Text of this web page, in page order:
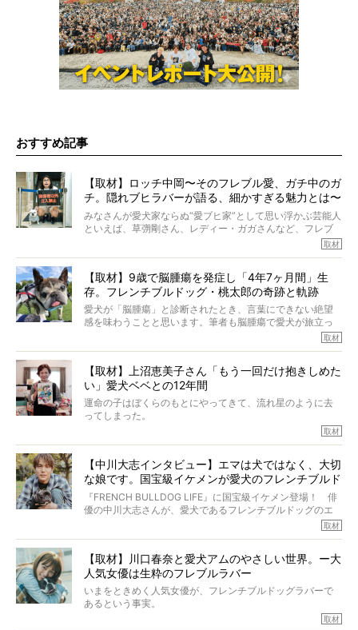
おすすめ記事
【取材】ロッチ中岡〜そのフレブル愛、ガチ中のガ
チ。隠れブヒラバーが語る、細かすぎる魅力とは〜
【前編】
みなさんが愛犬家ならぬ“愛ブヒ家”として思い浮かぶ芸能人
といえば、草彅剛さん、レディー・ガガさんなど、フレブ
ルを飼っている方が多いと思います。が、ロッチ中岡さん
んのインスタグラムを覗くと、たくさんのフレブルアカウ
ントがフォローされていて、わが『FRENCH BULLDOG
LIFE』モデルのnicoやトーラスも、その中の一頭。
そんな中岡さんに、フレブルの魅力を語っていただきまし
た。そのブヒ愛っぷりは、思ってた以上！ ガチ中のガチ
取材
【取材】9歳で脳腫瘍を発症し「4年7ヶ月間」生
存。フレンチブルドッグ・桃太郎の奇跡と軌跡
愛犬が「脳腫瘍」と診断されたとき、言葉にできない絶望
感を味わうことと思います。筆者も脳腫瘍で愛犬が旅立っ
たひとり。だからこそ、どれほど厄介で困難な病気かを理
ところが、フレンチブルドッグの桃太郎は9歳で脳腫瘍を発
症し、なんと4年7ヶ月間も生き抜いたのです。旅立ったと
きの年齢は13歳と11ヶ月、レジェンド級のレジェンドでし
た。さらには、治療後3年間は一度も発作が起きなかったと
いいます。
この事実はフレンチブルドッグだけでなく、脳腫瘍と闘う
太郎のオーナーである佐藤さんご夫婦に、治療の選択やケ
アについて詳しくお話しをうかがいました。
取材
【取材】上沼恵美子さん「もう一回だけ抱きしめた
い」愛犬ベベとの12年間
運命の子はぼくらのもとにやってきて、流れ星のように去
ってしまった。
り添いたいと思う。
その悲しみをいますぐ解消することはできないが、話をき
いて、泣いたり笑ったりするのもいいだろう。
こんな子だった、こんなにいい子だった、ほんとうに愛し
ていたと。
ぼくらは上沼恵美子さんのご自宅へ伺って、お話をきこう
と思った。
取材
【中川大志インタビュー】エマは犬ではなく、大切
な娘です。国宝級イケメンが愛犬のフレンチブルド
ッグと一緒に登場
『FRENCH BULLDOG LIFE』に国宝級イケメン登場！ 俳
優の中川大志さんが、愛犬であるフレンチブルドッグのエ
マちゃん（2歳の女の子）にメロメロとの情報を聞きつけ、
カエピソードが次から次へと飛び出しました。
取材
【取材】川口春奈と愛犬アムのやさしい世界。ー大
人気女優は生粋のフレブルラバー
いまをときめく人気女優が、フレンチブルドッグラバーで
あるという事実。
取材